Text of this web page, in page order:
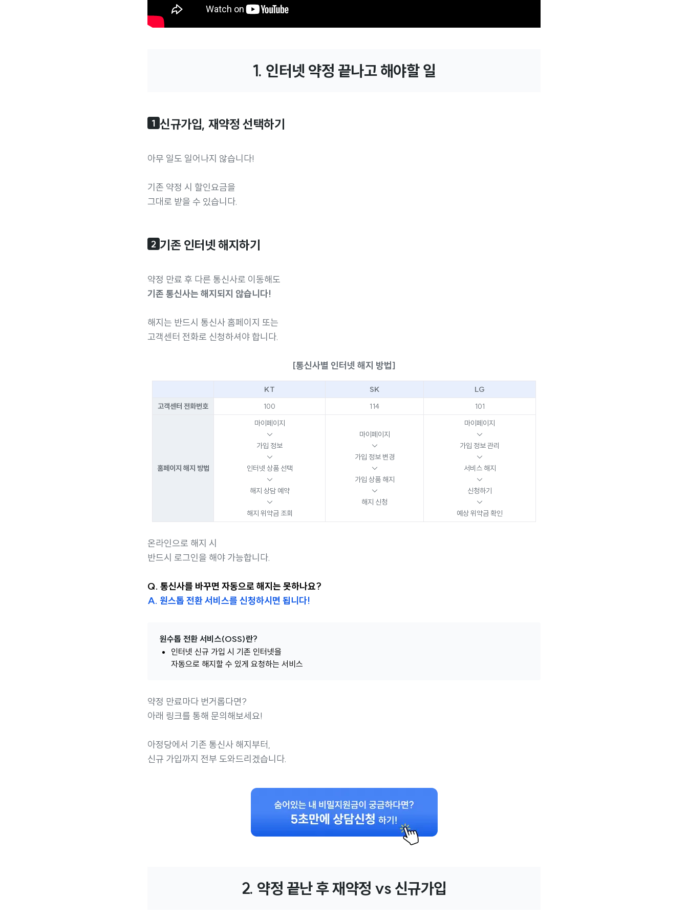
1. 인터넷 약정 끝나고 해야할 일
1 신규가입, 재약정 선택하기
아무 일도 일어나지 않습니다!
기존 약정 시 할인요금을
그대로 받을 수 있습니다.
2 기존 인터넷 해지하기
약정 만료 후 다른 통신사로 이동해도
기존 통신사는 해지되지 않습니다!
해지는 반드시 통신사 홈페이지 또는
고객센터 전화로 신청하셔야 합니다.
[통신사별 인터넷 해지 방법]
KT SK
LG
고객센터 전화번호
100 114 101
홈페이지 해지 방법
마이페이지
↓
가입 정보
↓
인터넷 상품 선택
↓
해지 상담 예약
↓
해지 위약금 조회
마이페이지
↓
가입 정보 변경
↓
가입 상품 해지
↓
해지 신청
마이페이지
↓
가입 정보 관리
↓
서비스 해지
↓
신청하기
↓
예상 위약금 확인
온라인으로 해지 시
반드시 로그인을 해야 가능합니다.
Q. 통신사를 바꾸면 자동으로 해지는 못하나요?
A. 원스톱 전환 서비스를 신청하시면 됩니다!
원수톱 전환 서비스(OSS)란?
인터넷 신규 가입 시 기존 인터넷을
자동으로 해지할 수 있게 요청하는 서비스
약정 만료마다 번거롭다면?
아래 링크를 통해 문의해보세요!
아정당에서 기존 통신사 해지부터,
신규 가입까지 전부 도와드리겠습니다.
2. 약정 끝난 후 재약정 vs 신규가입